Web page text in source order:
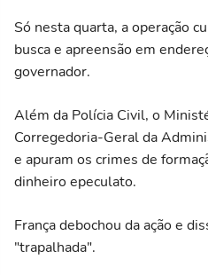
Só nesta quarta, a operação
busca e apreensão em
governador.
Além da Polícia Civil, o
Corregedoria-Geral da
e apuram os crimes de
dinheiro epeculato.
França debochou da ação e
"trapalhada".